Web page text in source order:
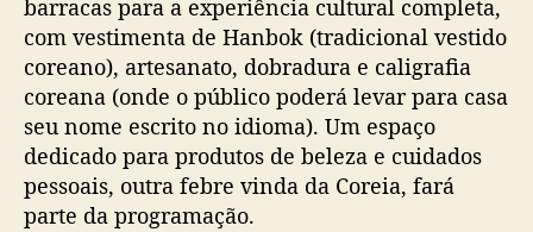
barracas para a experiência cultural completa,
com vestimenta de Hanbok (tradicional vestido
coreano), artesanato, dobradura e caligrafia
coreana (onde o público poderá levar para casa
seu nome escrito no idioma). Um espaço
dedicado para produtos de beleza e cuidados
pessoais, outra febre vinda da Coreia, fará
parte da programação.